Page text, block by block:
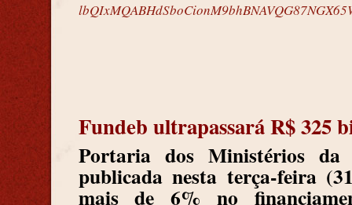
Fundeb ultrapassará R$ 325
Portaria dos Ministérios da
publicada nesta terça-feira
mais de 6% no